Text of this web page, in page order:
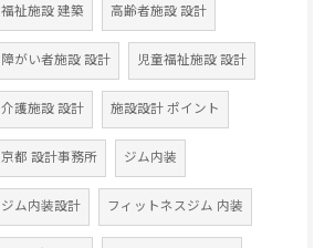
福祉施設 建築 高齢者施設 設計
障がい者施設 設計 児童福祉施設 設計
介護施設 設計 施設設計 ポイント
京都 設計事務所 ジム内装
ジム内装設計 フィットネスジム 内装